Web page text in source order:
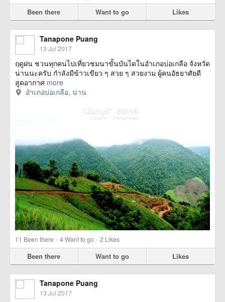
Been there Want to go Likes
Tanapone Puang
13 Jul 2017
ฤดูฝน ชวนทุกคนไปเที่ยวชมนาขั้นบันไดในอำเภอบ่อเกลือ จังหวัด
น่านนะครับ กำลังมีข้าวเขียว ๆ สวย ๆ สวยงาม ผู้คนอัธยาศัยดี
สูดอากาศ more
อำเภอบ่อเกลือ, น่าน
11 Been there · 4Want to go · 2 Likes
Been there Want to go Likes
Tanapone Puang
13 Jul 2017